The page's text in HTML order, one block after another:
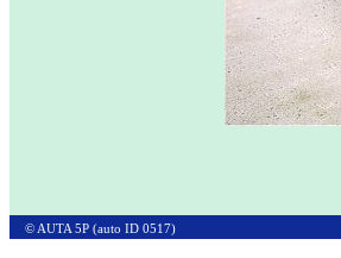
© AUTA 5P (auto ID 0517)